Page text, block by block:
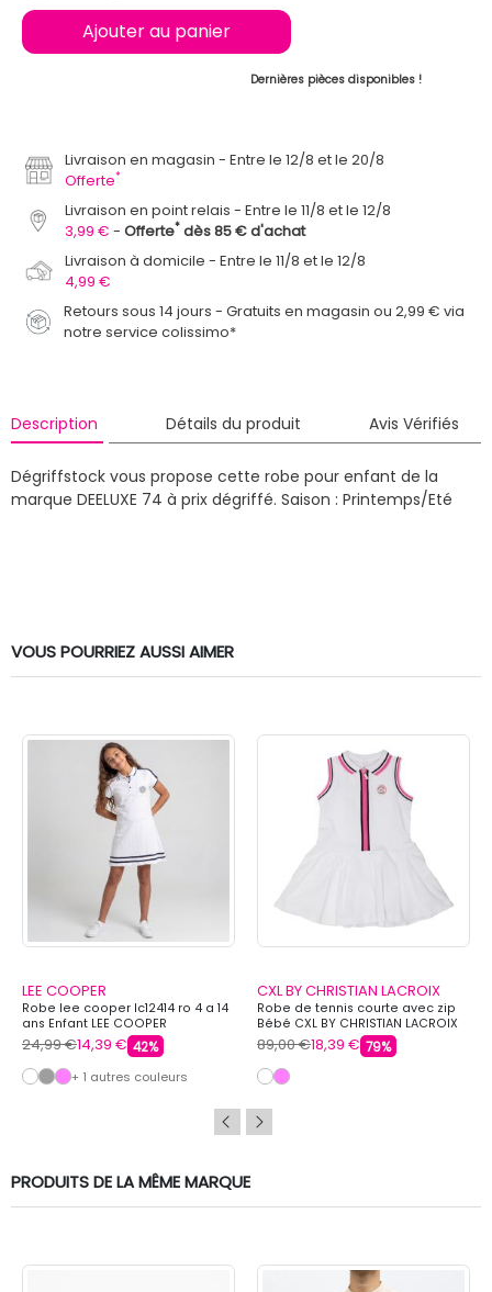
Ajouter au panier
Dernières pièces disponibles !
Livraison en magasin
Entre le 12/8 et le 20/8
Offerte*
Livraison en point relais
Entre le 11/8 et le 12/8
3,99 €
Offerte* dès 85 € d'achat
Livraison à domicile
Entre le 11/8 et le 12/8
4,99 €
Retours sous 14 jours - Gratuits en magasin ou 2,99 € via
notre service colissimo*
Description Détails du produit Avis Vérifiés
Dégriffstock vous propose cette robe pour enfant de la
marque DEELUXE 74 à prix dégriffé. Saison : Printemps/Eté
VOUS POURRIEZ AUSSI AIMER
LEE COOPER
Robe lee cooper lc12414 ro 4 a 14
ans Enfant LEE COOPER
24,99 €14,39 € 42%
+ 1 autres couleurs
CXL BY CHRISTIAN LACROIX
Robe de tennis courte avec zip
Bébé CXL BY CHRISTIAN LACROIX
89,00 €18,39 € 79%
PRODUITS DE LA MÊME MARQUE